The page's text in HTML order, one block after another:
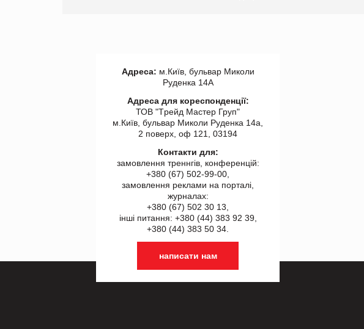
Адреса: м.Київ, бульвар Миколи
Руденка 14А
Адреса для кореспонденції:
ТОВ "Tрейд Мастер Груп"
м.Київ, бульвар Миколи Руденка 14а,
2 поверх, оф 121, 03194
Контакти для:
замовлення треннгів, конференцій:
+380 (67) 502-99-00,
замовлення реклами на порталі,
журналах:
+380 (67) 502 30 13,
інші питання: +380 (44) 383 92 39,
+380 (44) 383 50 34.
написати нам